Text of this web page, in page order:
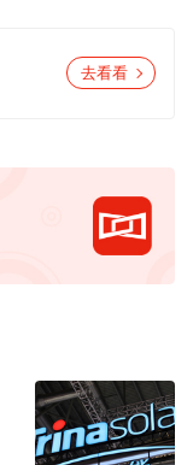
去看看